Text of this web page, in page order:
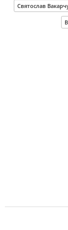
Святослав